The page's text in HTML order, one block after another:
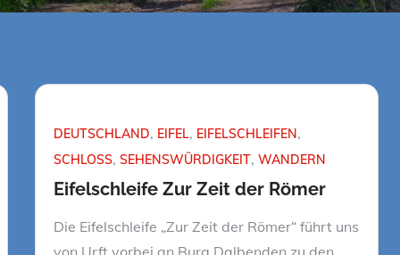
DEUTSCHLAND EIFEL EIFELSCHLEIFEN
SCHLOSS SEHENSWÜRDIGKEIT WANDERN
Eifelschleife Zur Zeit der Römer
Die Eifelschleife „Zur Zeit der Römer“ führt uns
von Urft vorbei an Burg Dalbenden zu den